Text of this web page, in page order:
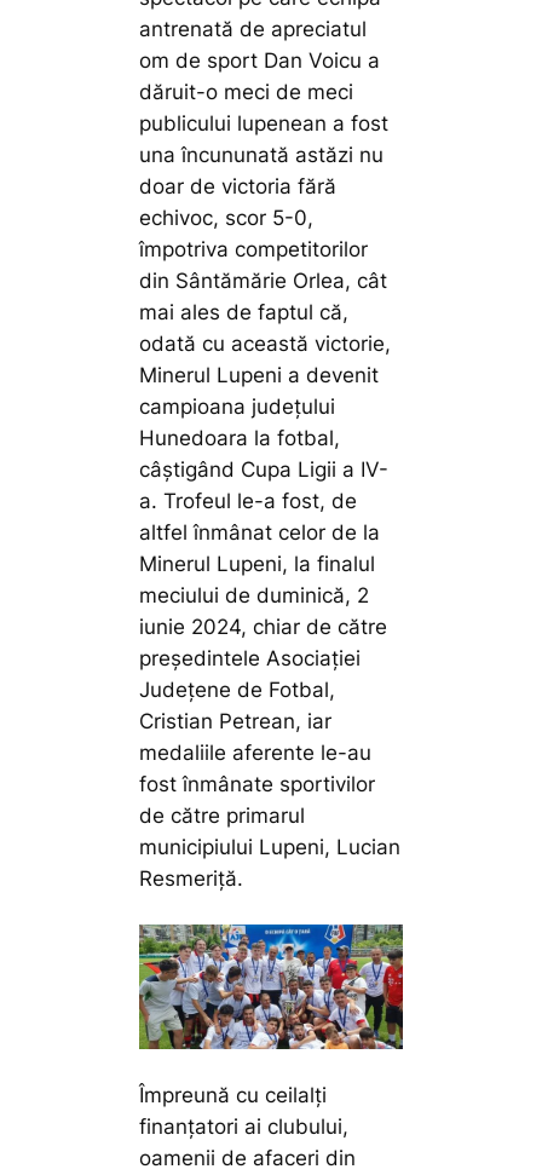
antrenată de apreciatul
om de sport Dan Voicu a
dăruit-o meci de meci
publicului lupenean a fost
una încununată astăzi nu
doar de victoria fără
echivoc, scor 5-0,
împotriva competitorilor
din Sântămărie Orlea, cât
mai ales de faptul că,
odată cu această victorie,
Minerul Lupeni a devenit
campioana județului
Hunedoara la fotbal,
câștigând Cupa Ligii a IV-
a. Trofeul le-a fost, de
altfel înmânat celor de la
Minerul Lupeni, la finalul
meciului de duminică, 2
iunie 2024, chiar de către
președintele Asociației
Județene de Fotbal,
Cristian Petrean, iar
medaliile aferente le-au
fost înmânate sportivilor
de către primarul
municipiului Lupeni, Lucian
Resmeriță.
Împreună cu ceilalți
finanțatori ai clubului,
oamenii de afaceri din